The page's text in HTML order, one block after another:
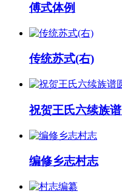
傅式体例
传统苏式(右)
祝贺王氏六续族
编修乡志村志